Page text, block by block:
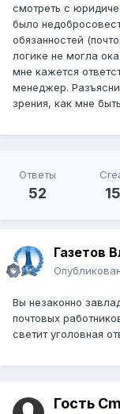
смотреть с
было
обязанностей
логике не могла
мне кажется
менеджер.
зрения, как мне
Ответы
52
Газетов
Вы незаконно
почтовых
светит уголовная
Гость